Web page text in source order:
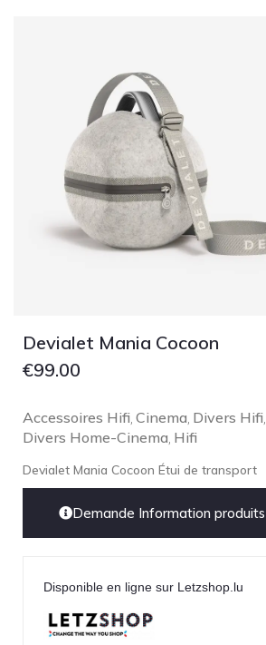
Devialet Mania Cocoon
€99.00
Accessoires Hifi, Cinema, Divers Hifi,
Divers Home-Cinema, Hifi
Devialet Mania Cocoon Étui de transport
Demande Information produits
Disponible en ligne sur Letzshop.lu